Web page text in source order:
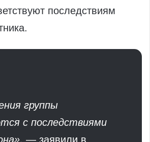
последствиям
группы
с последствиями
, — заявили в